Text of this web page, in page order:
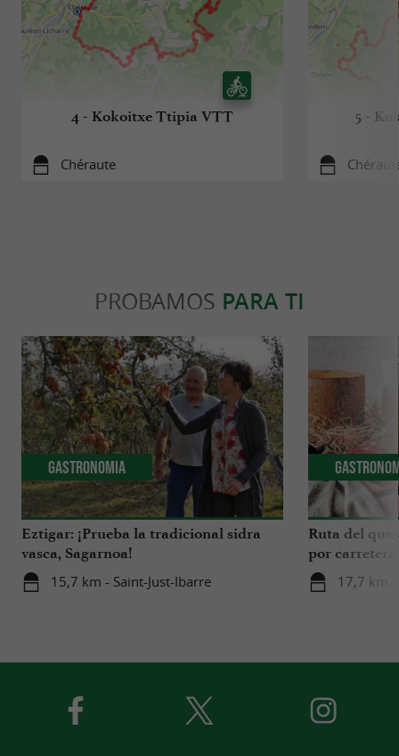
4 - Kokoitxe Ttipia VTT
Chéraute
5 -
PROBAMOS PARA TI
Eztigar: ¡Prueba la tradicional sidra
vasca, Sagarnoa!
15,7 km - Saint-Just-Ibarre
Gastronomia
Ruta del
por carretera
Iraty
17,7 km